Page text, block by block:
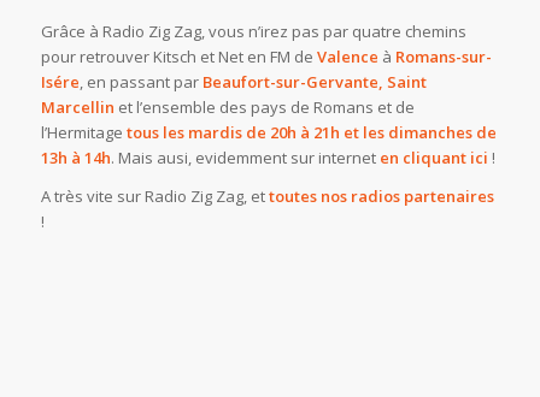
Grâce à Radio Zig Zag, vous n’irez pas par quatre chemins
pour retrouver Kitsch et Net en FM de Valence à Romans-sur-
Isére, en passant parBeaufort-sur-Gervante, Saint
Marcellin et l’ensemble des pays de Romans et de
l’Hermitage tous les mardis de 20h à 21h et les dimanches de
13h à 14h. Mais ausi, evidemment sur internet en cliquant ici !
A très vite sur Radio Zig Zag, ettoutes nos radios partenaires
!